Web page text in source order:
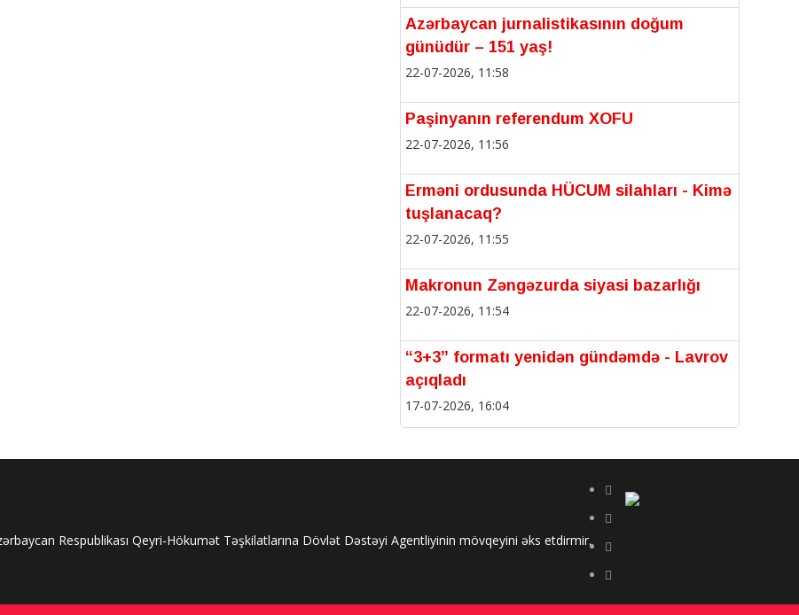
Azərbaycan jurnalistikasının doğum
günüdür – 151 yaş!
22-07-2026, 11:58
Paşinyanın referendum XOFU
22-07-2026, 11:56
Erməni ordusunda HÜCUM silahları - Kimə
tuşlanacaq?
22-07-2026, 11:55
Makronun Zəngəzurda siyasi bazarlığı
22-07-2026, 11:54
“3+3” formatı yenidən gündəmdə - Lavrov
açıqladı
17-07-2026, 16:04
Kremlə “SOYUQ duş”: Zəngəzur dəhlizi
Respublikası Qeyri-Hökumət Təşkilatlarına Dövlət Dəstəyi Agentliyinin mövqeyini əks etdirmir.